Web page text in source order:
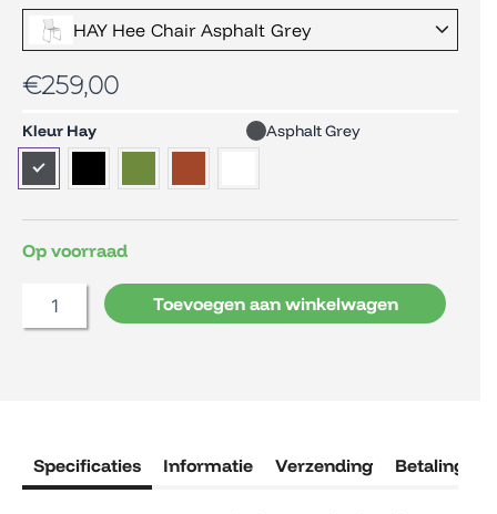
HAY Hee Chair Asphalt Grey
€259,00
Kleur Hay Asphalt Grey
Op voorraad
HAY
Hee
Chair
aantal
Toevoegen aan winkelwagen
Specificaties Informatie Verzending Betaling